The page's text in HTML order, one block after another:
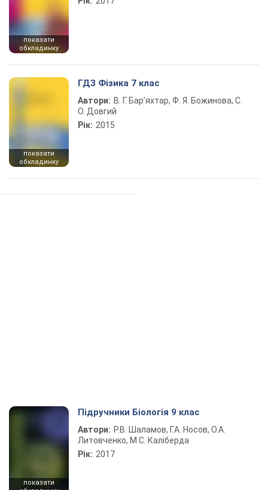
показати
обкладинку
показати
обкладинку
ГДЗ Фізика 7 клас
Автори: В. Г. Бар’яхтар, Ф. Я. Божинова, С.
О. Довгий
Рік: 2015
показати
Підручники Біологія 9 клас
Автори: Р.В. Шаламов, Г.А. Носов, О.А.
Литовченко, М.С. Каліберда
Рік: 2017